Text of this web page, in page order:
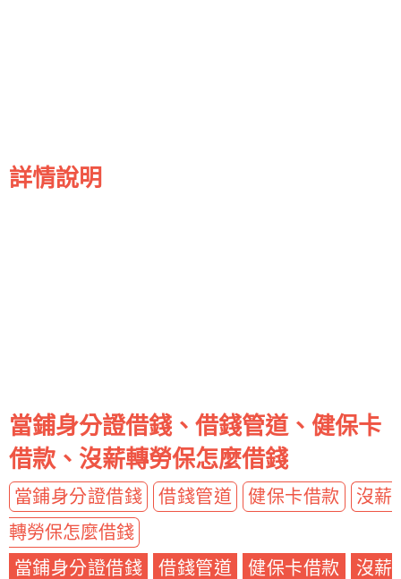
詳情說明
當鋪身分證借錢、借錢管道、健保卡
借款、沒薪轉勞保怎麼借錢
當鋪身分證借錢 借錢管道 健保卡借款
沒薪
轉勞保怎麼借錢
當鋪身分證借錢
借錢管道 健保卡借款
沒薪